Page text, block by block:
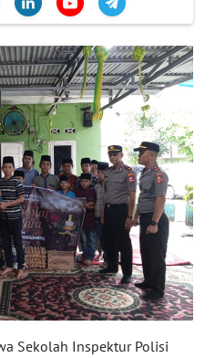
Sekolah Inspektur Polisi